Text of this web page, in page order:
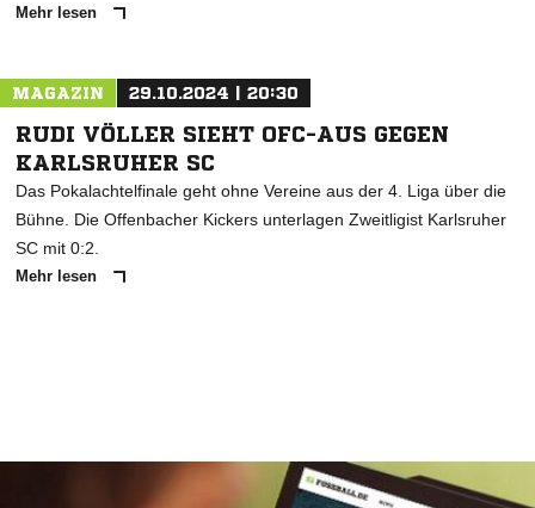
Mehr lesen
MAGAZIN 29.10.2024 | 20:30
RUDI VÖLLER SIEHT OFC-AUS GEGEN
KARLSRUHER SC
Das Pokalachtelfinale geht ohne Vereine aus der 4. Liga über die
Bühne. Die Offenbacher Kickers unterlagen Zweitligist Karlsruher
SC mit 0:2.
Mehr lesen